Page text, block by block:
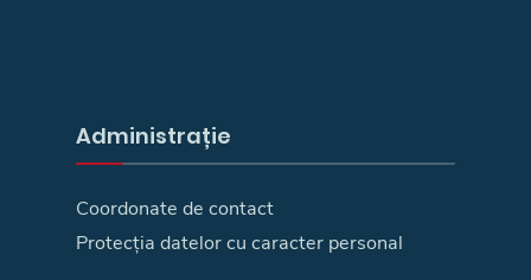
Administrație
Coordonate de contact
Protecția datelor cu caracter personal